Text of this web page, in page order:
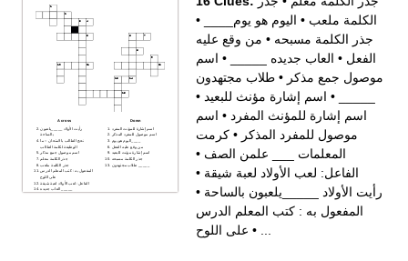
Across
رأيت الأولاد _____يلعبون
بالساحة
نحج الطالب بالامتحان – ما
الوظيفة لكلمة الطالب
اسم موصول جمع مذكر
جذر الكلمة معلم
جذر الكلمة ملعب
المفعول به : كتب المعلم الدرس
على اللوح
الفاعل: لعب الأولاد لعبة شيقة
Down
اسم إشارة للمؤنث المفرد
اسم موصول للمفرد المذكر
من وقع عليه الفعل
اسم إشارة مؤنث للبعيد
جذر الكلمة مسبحه
الكلمة ملعب • اليوم هو يوم____
•
جذر الكلمة مسبحه • من وقع عليه
الفعل • العاب جديده _____ • اسم
موصول جمع مذكر • طلاب مجتهدون
• اسم إشارة مؤنث للبعيد •
اسم إشارة للمؤنث المفرد • اسم
موصول للمفرد المذكر • كرمت
المعلمات ___ علمن الصف •
الفاعل: لعب الأولاد لعبة شيقة •
رأيت الأولاد _____يلعبون بالساحة •
المفعول به : كتب المعلم الدرس
على اللوح •